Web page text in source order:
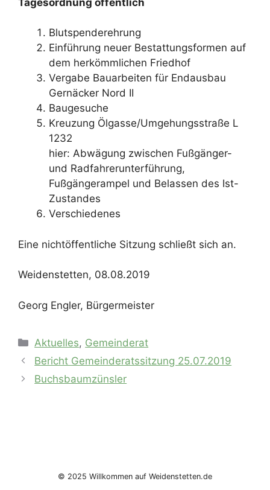
Blutspenderehrung
Einführung neuer Bestattungsformen auf
dem herkömmlichen Friedhof
Vergabe Bauarbeiten für Endausbau
Gernäcker Nord II
Baugesuche
Kreuzung Ölgasse/Umgehungsstraße L
1232
hier: Abwägung zwischen Fußgänger-
und Radfahrerunterführung,
Fußgängerampel und Belassen des Ist-
Zustandes
Verschiedenes
Eine nichtöffentliche Sitzung schließt sich an.
Weidenstetten, 08.08.2019
Georg Engler, Bürgermeister
Kategorien
Aktuelles, Gemeinderat
Bericht Gemeinderatssitzung 25.07.2019
Buchsbaumzünsler
© 2025 Willkommen auf Weidenstetten.de